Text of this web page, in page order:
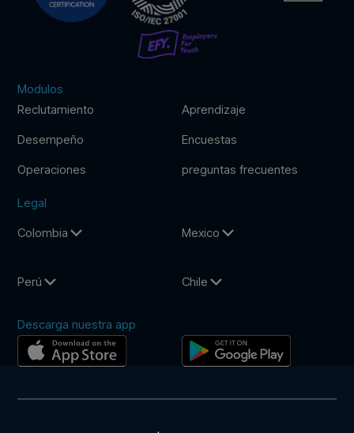
Modulos
Reclutamiento
Aprendizaje
Desempeño
Encuestas
Operaciones
preguntas frecuentes
Legal
Colombia
Mexico
Perú Chile
Descarga nuestra app